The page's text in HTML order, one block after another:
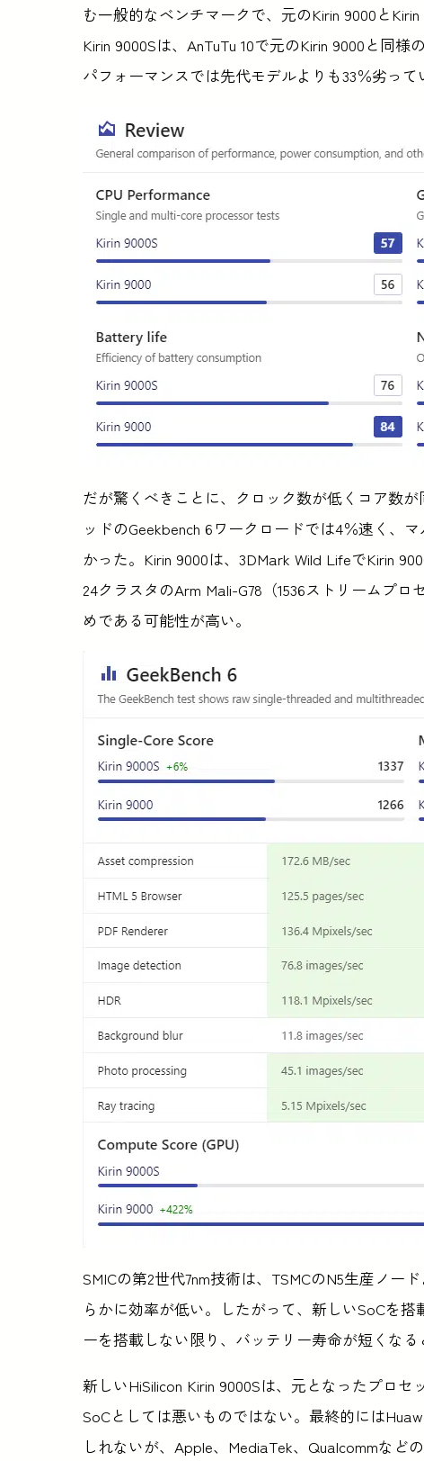
む一般的なベンチマークで、元のKirin 9000と
Kirin 9000Sは、AnTuTu 10で元のKirin 9000と同
パフォーマンスでは先代モデルよりも33％劣って
だが驚くべきことに、クロック数が低くコア数
ッドのGeekbench 6ワークロードでは4％速く、
かった。Kirin 9000は、3DMark Wild LifeでKirin
24クラスタのArm Mali-G78（1536ストリームプ
めである可能性が高い。
SMICの第2世代7nm技術は、TSMCのN5生産ノー
らかに効率が低い。したがって、新しいSoCを
ーを搭載しない限り、バッテリー寿命が短くなる
新しいHiSilicon Kirin 9000Sは、元となったプロ
SoCとしては悪いものではない。最終的には
しれないが、Apple、MediaTek、Qualcommな